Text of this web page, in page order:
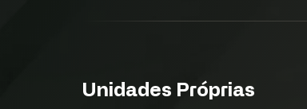
Unidades Próprias